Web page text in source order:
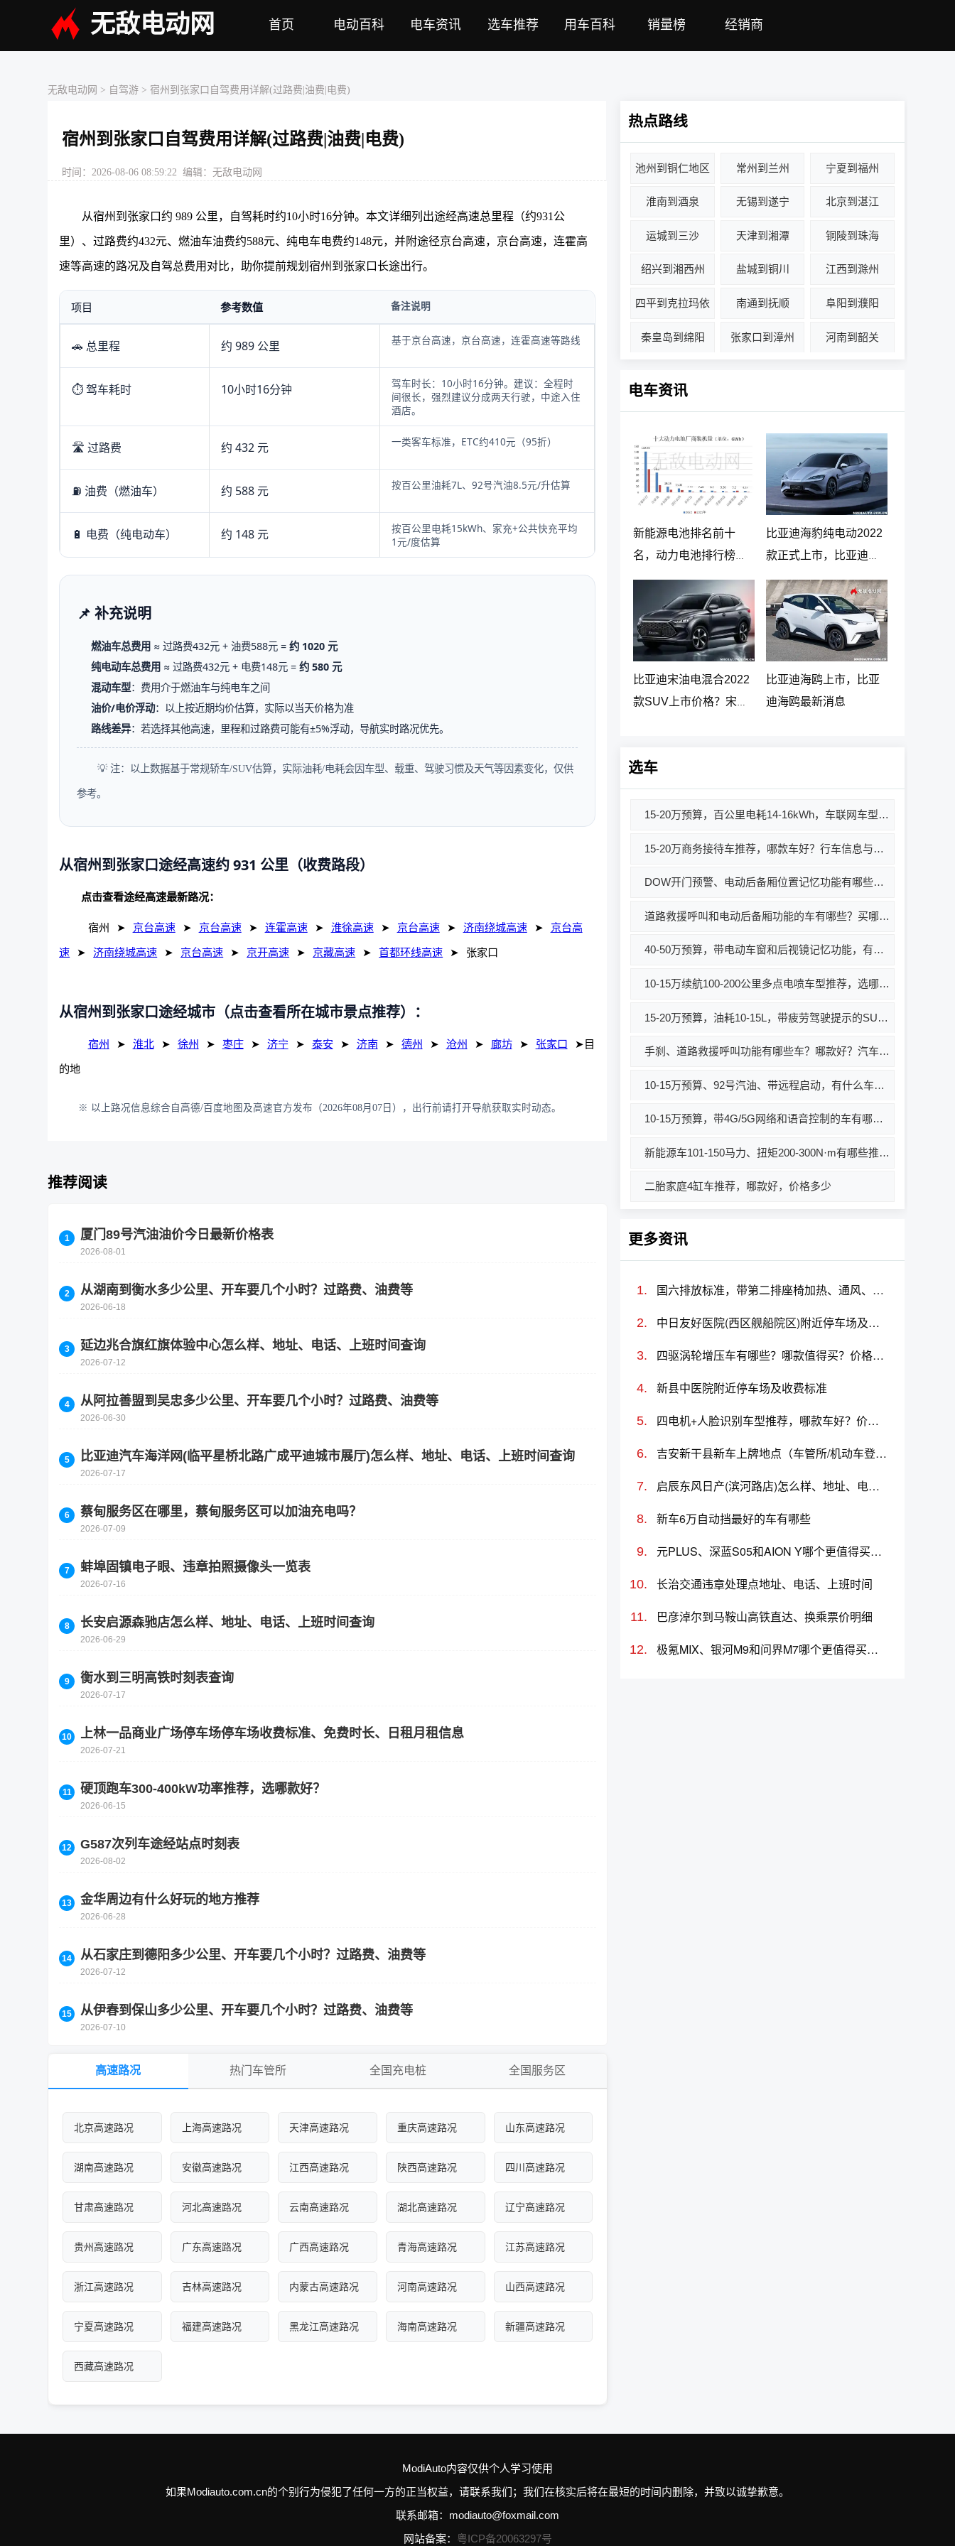
无敌电动网 首页 电动百科 电车资讯 选车推荐 用车百科 销量榜 经销商
无敌电动网 > 自驾游 > 宿州到张家口自驾费用详解(过路费|油费|电费)
宿州到张家口自驾费用详解(过路费|油费|电费)
时间：2026-08-06 08:59:22 编辑：无敌电动网
从宿州到张家口约 989 公里，自驾耗时约10小时16分钟。本文详细列出途经高速总里程（约931公
里）、过路费约432元、燃油车油费约588元、纯电车电费约148元，并附途径京台高速，京台高速，连霍高
速等高速的路况及自驾总费用对比，助你提前规划宿州到张家口长途出行。
项目 参考数值 备注说明
🚗 总里程 约 989 公里 基于京台高速，京台高速，连霍高速等路线
⏱️ 驾车耗时 10小时16分钟
驾车时长：10小时16分钟。建议：全程时
间很长，强烈建议分成两天行驶，中途入住
酒店。
🛣️ 过路费 约 432 元 一类客车标准，ETC约410元（95折）
⛽ 油费（燃油车） 约 588 元 按百公里油耗7L、92号汽油8.5元/升估算
🔋 电费（纯电动车） 约 148 元
按百公里电耗15kWh、家充+公共快充平均
1元/度估算
📌 补充说明
燃油车总费用 ≈ 过路费432元 + 油费588元 =约 1020 元
纯电动车总费用 ≈ 过路费432元 + 电费148元 =约 580 元
混动车型：费用介于燃油车与纯电车之间
油价/电价浮动：以上按近期均价估算，实际以当天价格为准
路线差异：若选择其他高速，里程和过路费可能有±5%浮动，导航实时路况优先。
💡 注：以上数据基于常规轿车/SUV估算，实际油耗/电耗会因车型、载重、驾驶习惯及天气等因素变化，仅供
参考。
从宿州到张家口途经高速约 931 公里（收费路段）
点击查看途经高速最新路况：
宿州 ➤ 京台高速 ➤ 京台高速 ➤ 连霍高速 ➤ 淮徐高速 ➤ 京台高速 ➤ 济南绕城高速 ➤ 京台高
速 ➤ 济南绕城高速 ➤ 京台高速 ➤ 京开高速 ➤ 京藏高速 ➤ 首都环线高速 ➤ 张家口
从宿州到张家口途经城市（点击查看所在城市景点推荐）：
宿州 ➤ 淮北 ➤ 徐州 ➤ 枣庄 ➤ 济宁 ➤ 泰安 ➤ 济南 ➤ 德州 ➤ 沧州 ➤ 廊坊 ➤ 张家口 ➤目
的地
※ 以上路况信息综合自高德/百度地图及高速官方发布（2026年08月07日），出行前请打开导航获取实时动态。
推荐阅读
厦门89号汽油油价今日最新价格表
2026-08-01
从湖南到衡水多少公里、开车要几个小时？过路费、油费等
2026-06-18
延边兆合旗红旗体验中心怎么样、地址、电话、上班时间查询
2026-07-12
从阿拉善盟到吴忠多少公里、开车要几个小时？过路费、油费等
2026-06-30
比亚迪汽车海洋网(临平星桥北路广成平迪城市展厅)怎么样、地址、电话、上班时间查询
2026-07-17
蔡甸服务区在哪里，蔡甸服务区可以加油充电吗？
2026-07-09
蚌埠固镇电子眼、违章拍照摄像头一览表
2026-07-16
长安启源森驰店怎么样、地址、电话、上班时间查询
2026-06-29
衡水到三明高铁时刻表查询
2026-07-17
上林一品商业广场停车场停车场收费标准、免费时长、日租月租信息
2026-07-21
硬顶跑车300-400kW功率推荐，选哪款好？
2026-06-15
G587次列车途经站点时刻表
2026-08-02
金华周边有什么好玩的地方推荐
2026-06-28
从石家庄到德阳多少公里、开车要几个小时？过路费、油费等
2026-07-12
从伊春到保山多少公里、开车要几个小时？过路费、油费等
2026-07-10
高速路况 热门车管所 全国充电桩 全国服务区
北京高速路况 上海高速路况 天津高速路况 重庆高速路况 山东高速路况
湖南高速路况 安徽高速路况 江西高速路况 陕西高速路况 四川高速路况
甘肃高速路况 河北高速路况 云南高速路况 湖北高速路况 辽宁高速路况
贵州高速路况 广东高速路况 广西高速路况 青海高速路况 江苏高速路况
浙江高速路况 吉林高速路况 内蒙古高速路况 河南高速路况 山西高速路况
宁夏高速路况 福建高速路况 黑龙江高速路况 海南高速路况 新疆高速路况
西藏高速路况
热点路线
池州到铜仁地区 常州到兰州 宁夏到福州
淮南到酒泉 无锡到遂宁 北京到湛江
运城到三沙 天津到湘潭 铜陵到珠海
绍兴到湘西州 盐城到铜川 江西到滁州
四平到克拉玛依 南通到抚顺 阜阳到濮阳
秦皇岛到绵阳 张家口到漳州 河南到韶关
电车资讯
新能源电池排名前十
名，动力电池排行榜前
十名
比亚迪海豹纯电动2022
款正式上市，比亚迪海
豹纯电动报价20.98万起
比亚迪宋油电混合2022
款SUV上市价格？宋
比亚迪海鸥上市，比亚
迪海鸥最新消息
选车
15-20万预算，百公里电耗14-16kWh，车联网车型推荐，买哪款好？
15-20万商务接待车推荐，哪款车好？行车信息与多媒体配置解析
DOW开门预警、电动后备厢位置记忆功能有哪些车？买哪款好？价格多少？
道路救援呼叫和电动后备厢功能的车有哪些？买哪款好？价格多少？
40-50万预算，带电动车窗和后视镜记忆功能，有哪些车值得推荐？
10-15万续航100-200公里多点电喷车型推荐，选哪款好？
15-20万预算，油耗10-15L，带疲劳驾驶提示的SUV有什么车推荐？
手刹、道路救援呼叫功能有哪些车？哪款好？汽车价格与选购推荐
10-15万预算、92号汽油、带远程启动，有什么车推荐？
10-15万预算，带4G/5G网络和语音控制的车有哪些？哪款值得买？
新能源车101-150马力、扭矩200-300N·m有哪些推荐？买哪款好？
二胎家庭4缸车推荐，哪款好，价格多少
更多资讯
国六排放标准，带第二排座椅加热、通风、按摩功能的车型有哪些？买哪款好？
中日友好医院(西区舰船院区)附近停车场及收费标准
四驱涡轮增压车有哪些？哪款值得买？价格及推荐指南
新县中医院附近停车场及收费标准
四电机+人脸识别车型推荐，哪款车好？价格与选购指南
吉安新干县新车上牌地点（车管所/机动车登记服务站）、上班时间、电话
启辰东风日产(滨河路店)怎么样、地址、电话、上班时间查询
新车6万自动挡最好的车有哪些
元PLUS、深蓝S05和AION Y哪个更值得买？性价比、配置对比
长治交通违章处理点地址、电话、上班时间
巴彦淖尔到马鞍山高铁直达、换乘票价明细
极氪MIX、银河M9和问界M7哪个更值得买？性价比、配置对比
ModiAuto内容仅供个人学习使用
如果Modiauto.com.cn的个别行为侵犯了任何一方的正当权益，请联系我们；我们在核实后将在最短的时间内删除，并致以诚挚歉意。
联系邮箱：modiauto@foxmail.com
网站备案： 粤ICP备20063297号